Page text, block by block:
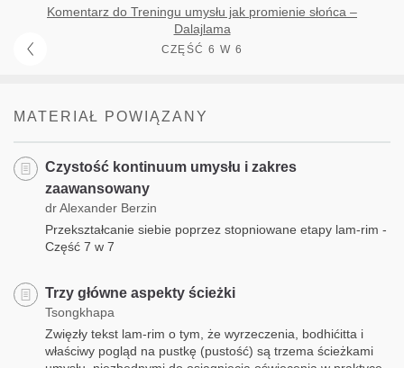
Komentarz do Treningu umysłu jak promienie słońca –
Dalajlama
CZĘŚĆ 6 W 6
MATERIAŁ POWIĄZANY
Czystość kontinuum umysłu i zakres
zaawansowany
dr Alexander Berzin
Przekształcanie siebie poprzez stopniowane etapy lam-rim -
Część 7 w 7
Trzy główne aspekty ścieżki
Tsongkhapa
Zwięzły tekst lam-rim o tym, że wyrzeczenia, bodhićitta i
właściwy pogląd na pustkę (pustość) są trzema ścieżkami